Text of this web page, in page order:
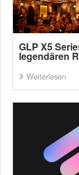
GLP X5
legendären
Weiterlesen